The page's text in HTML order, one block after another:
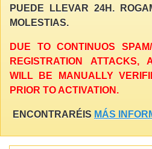
PUEDE LLEVAR 24H.
MOLESTIAS.
DUE TO CONTINUOS
REGISTRATION ATTACKS,
WILL BE MANUALLY
PRIOR TO ACTIVATION.
ENCONTRARÉIS MÁS